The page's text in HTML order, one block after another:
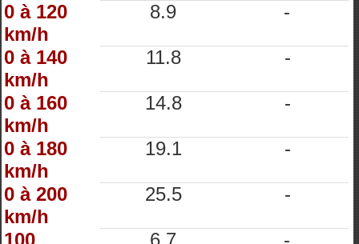
0 à 120
km/h
8.9 -
0 à 140
km/h
11.8 -
0 à 160
km/h
14.8 -
0 à 180
km/h
19.1 -
0 à 200
km/h
25.5 -
100
6.7 -